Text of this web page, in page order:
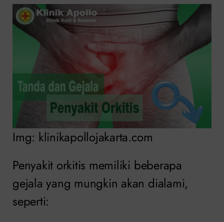
Img: klinikapollojakarta.com
Penyakit orkitis memiliki beberapa
gejala yang mungkin akan dialami,
seperti: